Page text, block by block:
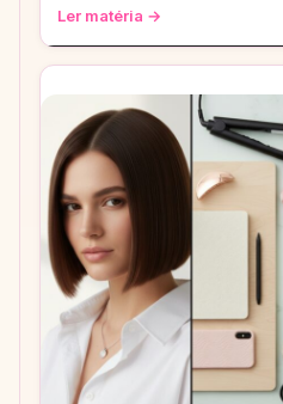
Ler matéria →